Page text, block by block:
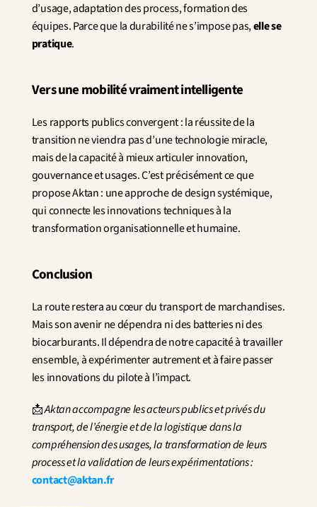
d’usage, adaptation des process, formation des
équipes. Parce que la durabilité ne s’impose pas, elle se
pratique.
Vers une mobilité vraiment intelligente
Les rapports publics convergent : la réussite de la
transition ne viendra pas d’une technologie miracle,
mais de la capacité à mieux articuler innovation,
gouvernance et usages. C’est précisément ce que
propose Aktan : une approche de design systémique,
qui connecte les innovations techniques à la
transformation organisationnelle et humaine.
Conclusion
La route restera au cœur du transport de marchandises.
Mais son avenir ne dépendra ni des batteries ni des
biocarburants. Il dépendra de notre capacité à travailler
ensemble, à expérimenter autrement et à faire passer
les innovations du pilote à l’impact.
📩 Aktan accompagne les acteurs publics et privés du
transport, de l’énergie et de la logistique dans la
compréhension des usages, la transformation de leurs
contact@aktan.fr